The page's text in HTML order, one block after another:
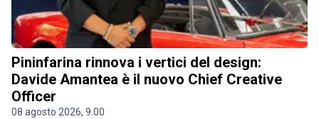
Pininfarina rinnova i vertici del design:
Davide Amantea è il nuovo Chief Creative
Officer
08 agosto 2026, 9.00